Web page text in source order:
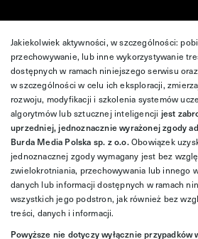
Jakiekolwiek aktywności, w szczególności:
przechowywanie, lub inne wykorzystywanie
dostępnych w ramach niniejszego serwisu
w szczególności w celu ich eksploracji,
rozwoju, modyfikacji i szkolenia systemów
algorytmów lub sztucznej inteligencji jest
uprzedniej, jednoznacznie wyrażonej zgody
Burda Media Polska sp. z o.o.Obowiązek
jednoznacznej zgody wymagany jest bez
zwielokrotniania, przechowywania lub innego
danych lub informacji dostępnych w ramach
wszystkich jego podstron, jak również bez
treści, danych i informacji.
Powyższe nie dotyczy wyłącznie przypadków